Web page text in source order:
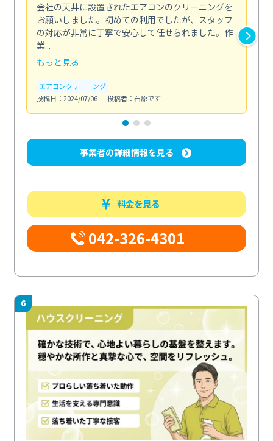
会社の天井に設置されたエアコンのクリーニングを
お願いしました。初めての利用でしたが、スタッフ
の対応が非常に丁寧で安心して任せられました。作
業...
もっと見る
エアコンクリーニング
投稿日：2024/07/06
投稿者：石原です
事業者の詳細情報を見る
料金を見る
042-326-4301
6